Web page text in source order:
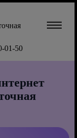
01-50